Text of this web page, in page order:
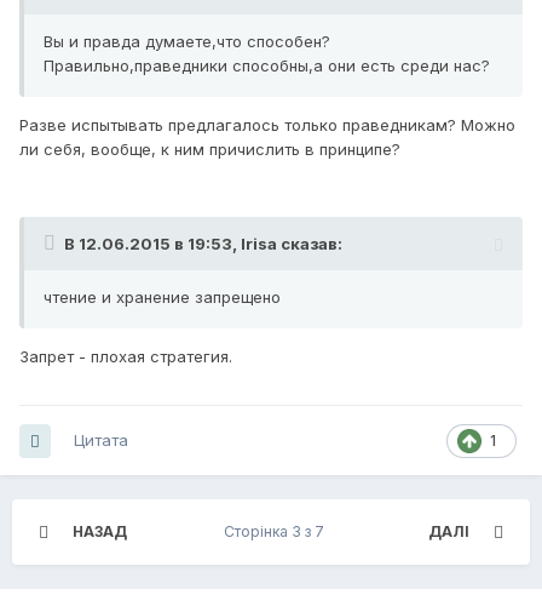
Вы и правда думаете,что способен?
Правильно,праведники способны,а они есть среди нас?
Разве испытывать предлагалось только праведникам? Можно
ли себя, вообще, к ним причислить в принципе?
В 12.06.2015 в 19:53, Irisa сказав:
чтение и хранение запрещено
Запрет - плохая стратегия.
1
Цитата
НАЗАД ДАЛІ
Сторінка 3 з 7